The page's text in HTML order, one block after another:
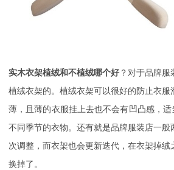
实木衣架植绒和不植绒哪个好 ？对于品牌
植绒衣架的。植绒衣架可以很好的防止衣服
薄，且薄的衣服挂上去也不会有凹凸感，
不同季节的衣物。还有就是品牌服装店一般
次调整，而衣架也会更新迭代，在衣架掉绒
换掉了。